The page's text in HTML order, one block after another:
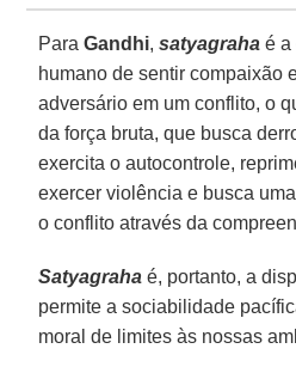
ParaGandhi,satyagraha é a
humano de sentir compaixão
adversário em um conflito, o
da força bruta, que busca
exercita o autocontrole,
exercer violência e busca
o conflito através da
Satyagraha é, portanto, a
permite a sociabilidade
moral de limites às nossas